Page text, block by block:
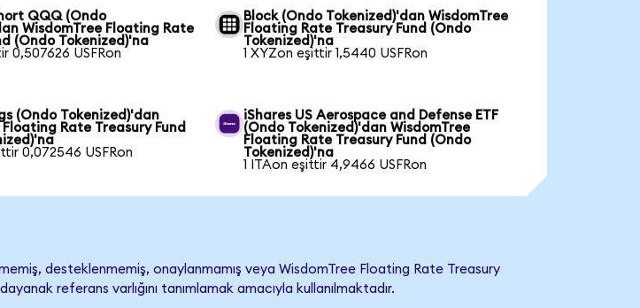
QQQ (Ondo
WisdomTree Floating Rate
(Ondo Tokenized)'na
0,507626 USFRon
Block (Ondo Tokenized)'dan WisdomTree
Floating Rate Treasury Fund (Ondo
Tokenized)'na
1 XYZon eşittir 1,5440 USFRon
(Ondo Tokenized)'dan
Rate Treasury Fund
0,072546 USFRon
iShares US Aerospace and Defense ETF
(Ondo Tokenized)'dan WisdomTree
Floating Rate Treasury Fund (Ondo
Tokenized)'na
1 ITAon eşittir 4,9466 USFRon
desteklenmemiş, onaylanmamış veya WisdomTree Floating Rate Treasury
referans varlığını tanımlamak amacıyla kullanılmaktadır.